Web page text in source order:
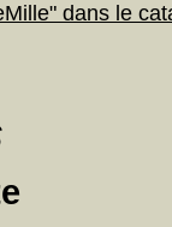
dans le